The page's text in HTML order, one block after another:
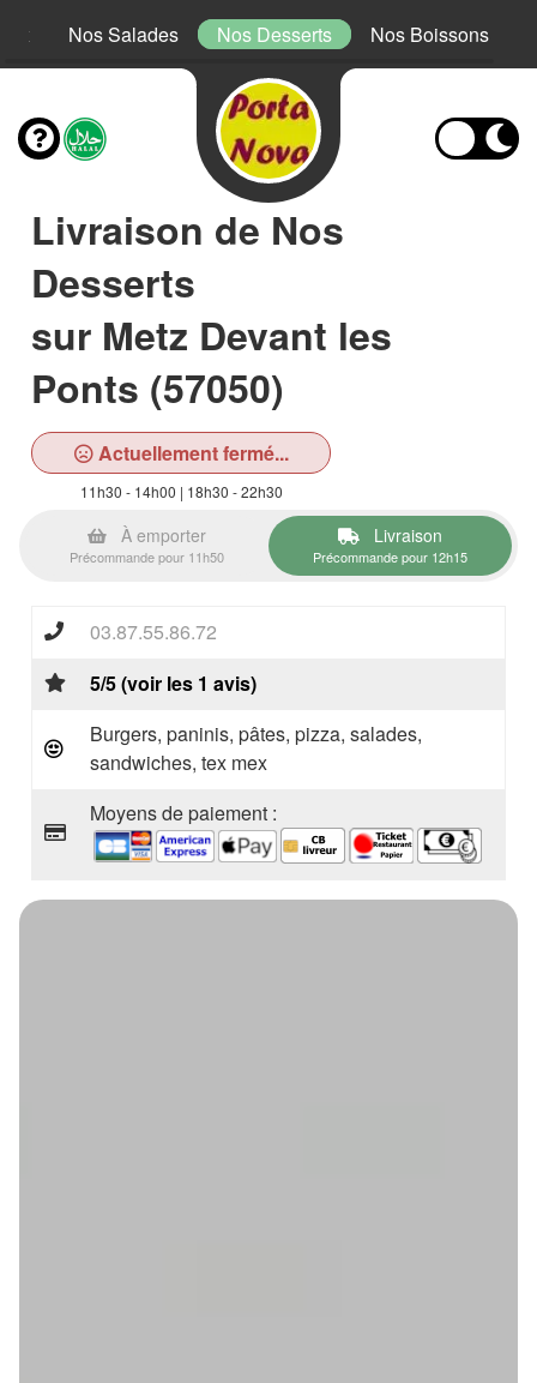
Nos Salades Nos Desserts Nos Boissons
Livraison de Nos
Desserts
sur Metz Devant les
Ponts (57050)
Actuellement fermé...
11h30 - 14h00 | 18h30 - 22h30
À emporter
Précommande pour 11h50
Livraison
Précommande pour 12h15
03.87.55.86.72
5/5 (voir les 1 avis)
Burgers, paninis, pâtes, pizza, salades,
sandwiches, tex mex
Moyens de paiement :